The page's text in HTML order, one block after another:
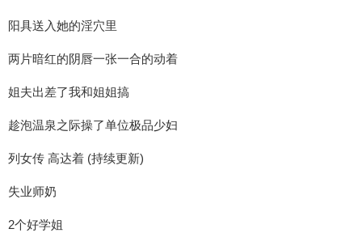
阳具送入她的淫穴里
两片暗红的阴唇一张一合的动着
姐夫出差了我和姐姐搞
趁泡温泉之际操了单位极品少妇
列女传 高达着 (持续更新)
失业师奶
2个好学姐